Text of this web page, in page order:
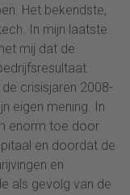
Het bekendste,
In mijn laatste
mij dat de
crisisjaren 2008-
eigen mening. In
enorm toe door
en doordat de
en
als gevolg van de